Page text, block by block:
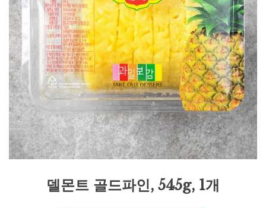
델몬트 골드파인, 545g, 1개